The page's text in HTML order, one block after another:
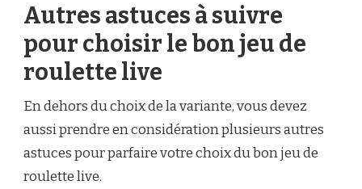
Autres astuces à suivre
pour choisir le bon jeu de
roulette live
En dehors du choix de la variante, vous devez
aussi prendre en considération plusieurs autres
astuces pour parfaire votre choix du bon jeu de
roulette live.